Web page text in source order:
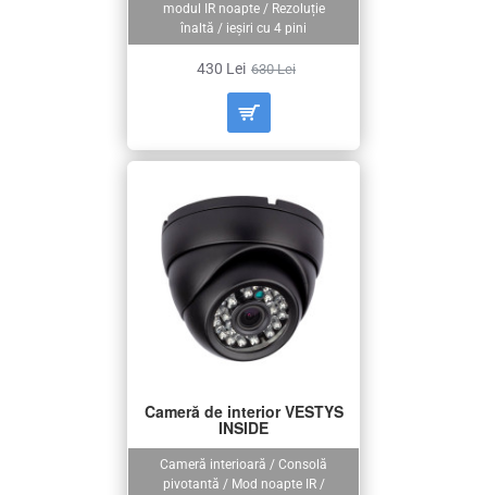
modul IR noapte / Rezoluție
înaltă / ieșiri cu 4 pini
430 Lei 630 Lei
Cameră interioară / Consolă
pivotantă / Mod noapte IR /
Cameră de interior VESTYS
INSIDE